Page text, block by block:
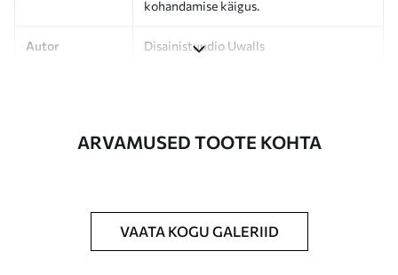
kohandamise käigus.
Autor Disainistuudio Uwalls
Lisavõimalused Võite lisada lakikihti ja/või tapeediliimi.
ARVAMUSED TOOTE KOHTA
VAATA KOGU GALERIID